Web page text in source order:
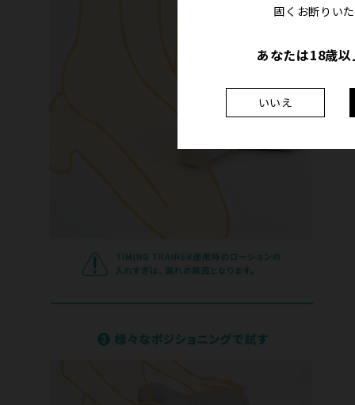
固くお断りい
あなたは18歳
いいえ